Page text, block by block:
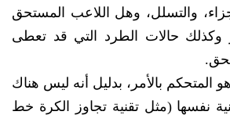
والتسلل، وهل اللاعب المستحق
وكذلك حالات الطرد التي قد تعطى
المتحكم بالأمر، بدليل أنه ليس هناك
نفسها (مثل تقنية تجاوز الكرة خط